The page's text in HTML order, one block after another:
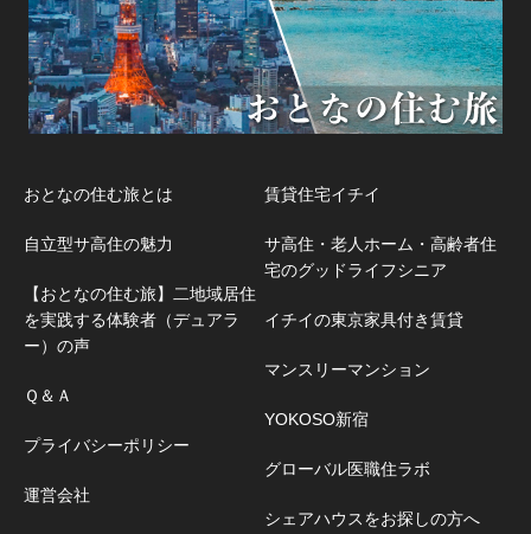
おとなの住む旅とは
自立型サ高住の魅力
【おとなの住む旅】二地域居住
を実践する体験者（デュアラ
ー）の声
Ｑ＆Ａ
プライバシーポリシー
運営会社
賃貸住宅イチイ
サ高住・老人ホーム・高齢者住
宅のグッドライフシニア
イチイの東京家具付き賃貸
マンスリーマンション
YOKOSO新宿
グローバル医職住ラボ
シェアハウスをお探しの方へ